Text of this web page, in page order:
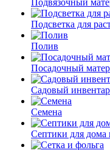
Подвязочный
Подсветка для
Полив
Посадочный
Садовый
Семена
Септики для дома